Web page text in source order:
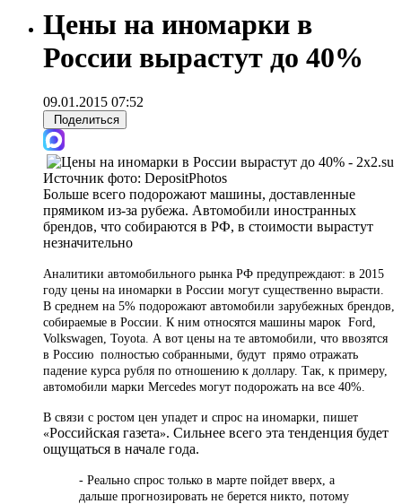
Цены на иномарки в
России вырастут до 40%
09.01.2015 07:52
Поделиться
Источник фото: DepositPhotos
Больше всего подорожают машины, доставленные
прямиком из-за рубежа. Автомобили иностранных
брендов, что собираются в РФ, в стоимости вырастут
незначительно
Аналитики автомобильного рынка РФ предупреждают: в 2015
году цены на иномарки в России могут существенно вырасти.
В среднем на 5% подорожают автомобили зарубежных брендов,
собираемые в России. К ним относятся машины марок Ford,
Volkswagen, Toyota. А вот цены на те автомобили, что ввозятся
в Россию полностью собранными, будут прямо отражать
падение курса рубля по отношению к доллару. Так, к примеру,
автомобили марки Mercedes могут подорожать на все 40%.
В связи с ростом цен упадет и спрос на иномарки, пишет
«Российская газета». Сильнее всего эта тенденция будет
ощущаться в начале года.
- Реально спрос только в марте пойдет вверх, а
дальше прогнозировать не берется никто, потому